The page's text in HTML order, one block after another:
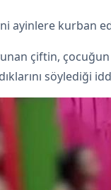
ayinlere kurban
çiftin,
söylediği